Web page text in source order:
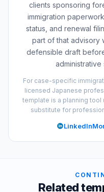
clients sponsoring
immigration
status, and renewal
part of that advisory
defensible draft
administrative
For case-specific
licensed Japanese
template is a planning tool
substitute for
LinkedIn
Related